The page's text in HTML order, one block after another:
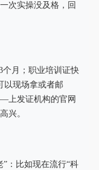
次实操没及格，回
个月；职业培训证快
以现场拿或者邮
上发证机构的官网
兴。
：比如现在流行“科